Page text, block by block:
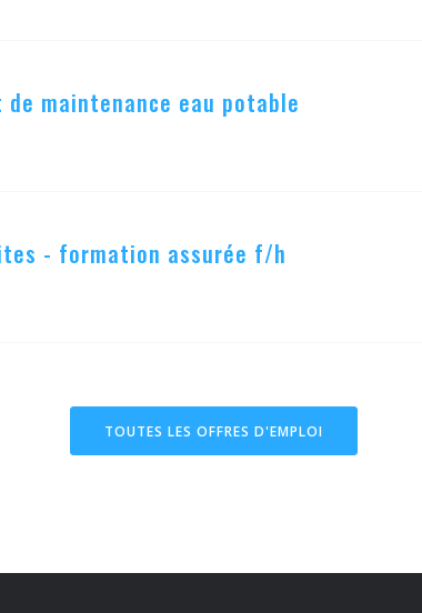
maintenance eau potable
- formation assurée f/h
TOUTES LES OFFRES D'EMPLOI